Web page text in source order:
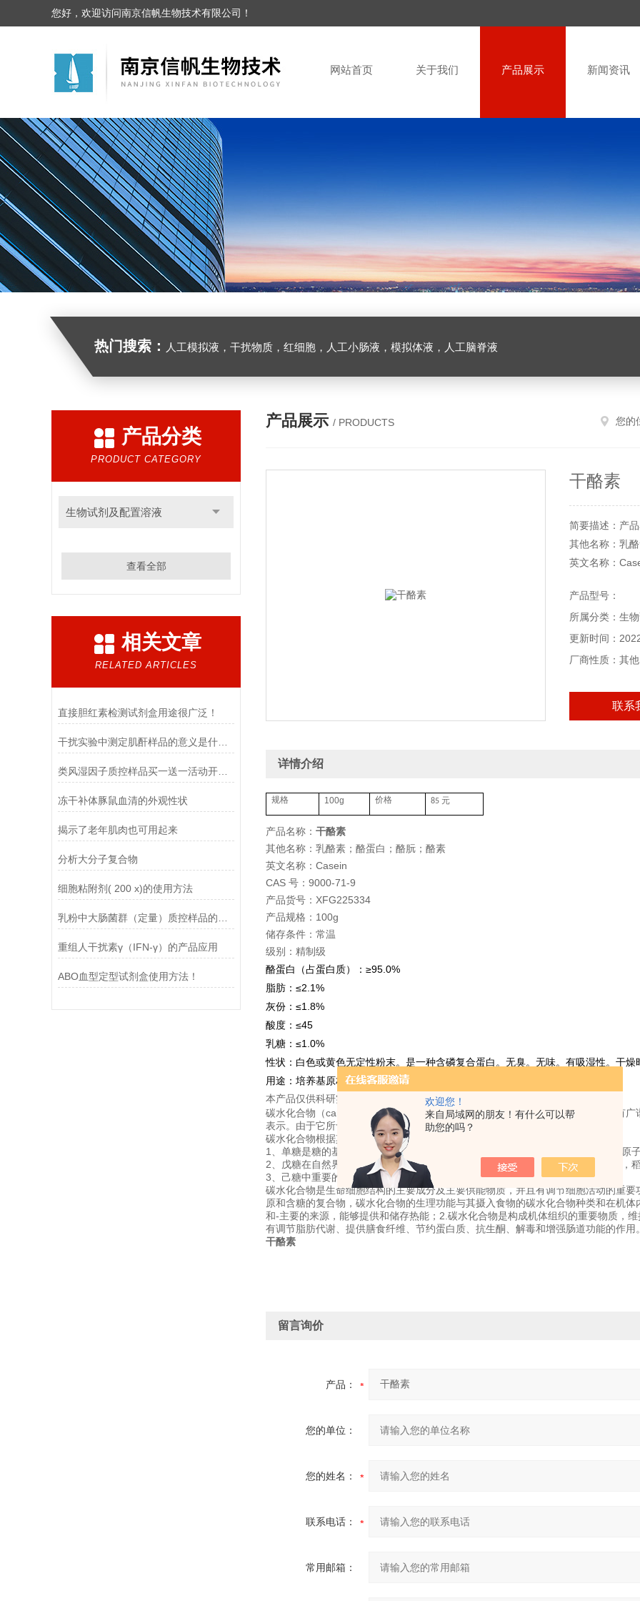
欢迎您！
来自局域网的朋友！有什么可以帮
助您的吗？
您好，欢迎访问南京信帆生物技术有限公司！
网站首页 关于我们 产品展示 新闻资讯
热门搜索： 人工模拟液，干扰物质，红细胞，人工小肠液，模拟体液，人工脑脊液
产品分类
PRODUCT CATEGORY
生物试剂及配置溶液
查看全部
相关文章
RELATED ARTICLES
直接胆红素检测试剂盒用途很广泛！
干扰实验中测定肌酐样品的意义是什么？
类风湿因子质控样品买一送一活动开始啦
冻干补体豚鼠血清的外观性状
揭示了老年肌肉也可用起来
分析大分子复合物
细胞粘附剂( 200 x)的使用方法
重组人干扰素γ（IFN-γ）的产品应用
ABO血型定型试剂盒使用方法！
产品展示 / PRODUCTS 您的
干酪素
简要描述：产
其他名称：乳
英文名称：
产品货号：
产品规格：
储存条件：常温
本产品仅供科
产品型号：
所属分类：生
更新时间：
厂商性质：其他
联系
详情介绍
规格 100g 价格 85 元
产品名称： 干酪素
其他名称：乳酪素；酪蛋白；酪朊；酪素
英文名称：Casein
CAS 号：9000-71-9
产品货号：XFG225334
产品规格：100g
储存条件：常温
级别：精制级
酪蛋白（占蛋白质）：≥95.0%
脂肪：≤2.1%
灰份：≤1.8%
酸度：≤45
乳糖：≤1.0%
性状：白色或黄色无定性粉末。是一种含磷复合蛋白。无臭。无味。有吸湿性。干燥
用途：培养基原材料。
本产品仅供科研实验用，不做其它用途！
碳水化合物（carbohydrate）是由碳、氢和氧三种元素组成，自然界存在多、具有
表示。由于它所含的氢氧的比例为二比一，和水一样，故称为碳水化合物。
碳水化合物根据其能否水解和水解后的生成物可分为下述三类：
1、单糖是糖的基本单位，不能再行水解。自然界中的单糖以四个、五个或六个碳原
2、戊糖在自然界中大都以形成多糖的成分而存在，如阿拉伯糖存在于半纤维素中，
3、己糖中重要的有三种：葡萄糖、果糖、半乳糖。
碳水化合物是生命细胞结构的主要成分及主要供能物质，并且有调节细胞活动的重
原和含糖的复合物，碳水化合物的生理功能与其摄入食物的碳水化合物种类和在机
和-主要的来源，能够提供和储存热能；2.碳水化合物是构成机体组织的重要物质，
有调节脂肪代谢、提供膳食纤维、节约蛋白质、抗生酮、解毒和增强肠道功能的作用。
干酪素
留言询价
产品：
您的单位：
您的姓名：
联系电话：
常用邮箱：